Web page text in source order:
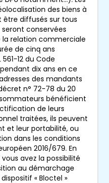
des biens à
être diffusés sur tous
seront conservées
relation commerciale
de cinq ans
12 du Code
dix ans en ce
des mandants
n° 72-78 du 20
bénéficient
de leurs
traitées, ils peuvent
et leur portabilité, ou
dans les conditions
2016/679. En
avez la possibilité
au démarchage
« Bloctel »